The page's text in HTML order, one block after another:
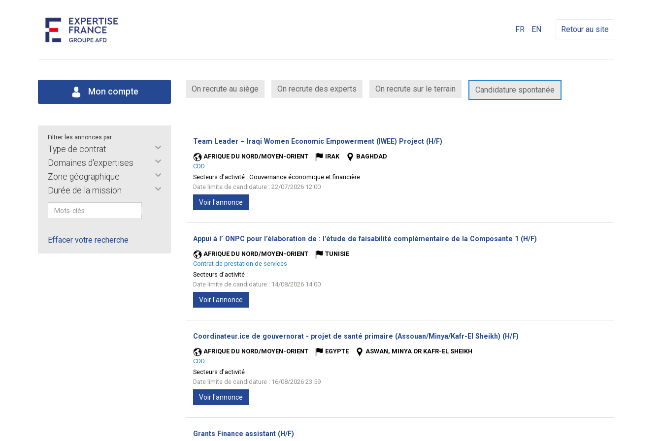
FR EN Retour au site
Mon compte On recrute au siège On recrute des experts On recrute sur le terrain Candidature spontanée
Filtrer les annonces par :
Type de contrat
Domaines d'expertises
Zone géographique
Durée de la mission
Effacer votre recherche
Team Leader – Iraqi Women Economic Empowerment (IWEE) Project (H/F)
AFRIQUE DU NORD/MOYEN-ORIENT IRAK
BAGHDAD
CDD
Secteurs d'activité : Gouvernance économique et financière
Date limite de candidature : 22/07/2026 12:00
Voir l'annonce
Appui à l’ ONPC pour l’élaboration de : l’étude de faisabilité complémentaire de la Composante 1 (H/F)
AFRIQUE DU NORD/MOYEN-ORIENT
TUNISIE
Contrat de prestation de services
Secteurs d'activité :
Date limite de candidature : 14/08/2026 14:00
Voir l'annonce
Coordinateur.ice de gouvernorat - projet de santé primaire (Assouan/Minya/Kafr-El Sheikh) (H/F)
AFRIQUE DU NORD/MOYEN-ORIENT EGYPTE
ASWAN, MINYA OR KAFR-EL SHEIKH
CDD
Secteurs d'activité :
Date limite de candidature : 16/08/2026 23:59
Voir l'annonce
Grants Finance assistant (H/F)